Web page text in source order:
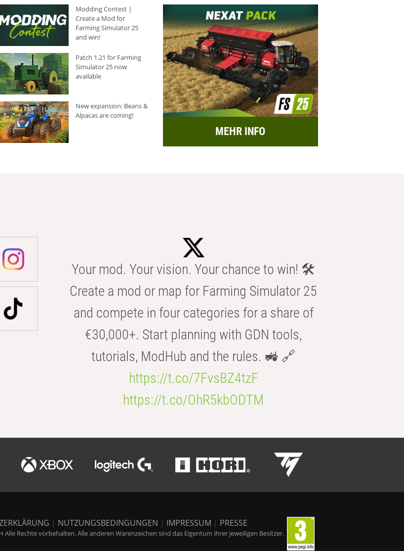
Modding Contest |
Create a Mod for
Farming Simulator 25
and win!
Patch 1.21 for Farming
Simulator 25 now
available
New expansion: Beans &
Alpacas are coming!
MEHR INFO
Your mod. Your vision. Your chance to win! 🛠️
Create a mod or map for Farming Simulator 25
and compete in four categories for a share of
€30,000+. Start planning with GDN tools,
tutorials, ModHub and the rules. 🚜 🔗
https://t.co/7FvsBZ4tzF
https://t.co/OhR5kbODTM
| NUTZUNGSBEDINGUNGEN | IMPRESSUM | PRESSE
Alle Rechte vorbehalten. Alle anderen Warenzeichen sind das Eigentum ihrer jeweiligen Besitzer.